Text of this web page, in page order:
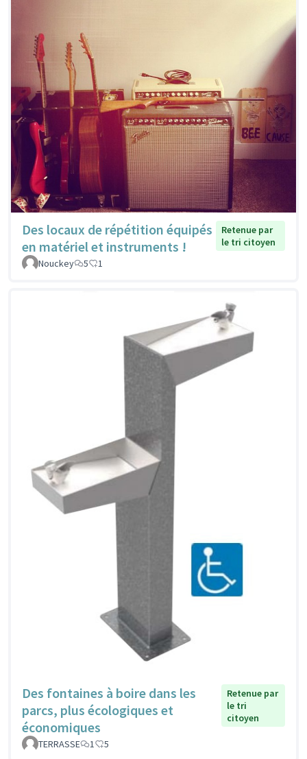
Des locaux de répétition équipés
en matériel et instruments !
Retenue par
le tri citoyen
Nouckey
5 1
Des fontaines à boire dans les
parcs, plus écologiques et
économiques
Retenue par
le tri
citoyen
TERRASSE 1 5